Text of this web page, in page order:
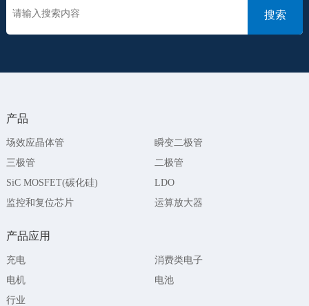
产品
场效应晶体管
瞬变二极管
三极管
二极管
SiC MOSFET(碳化硅)
LDO
监控和复位芯片
运算放大器
产品应用
充电
消费类电子
电机
电池
行业